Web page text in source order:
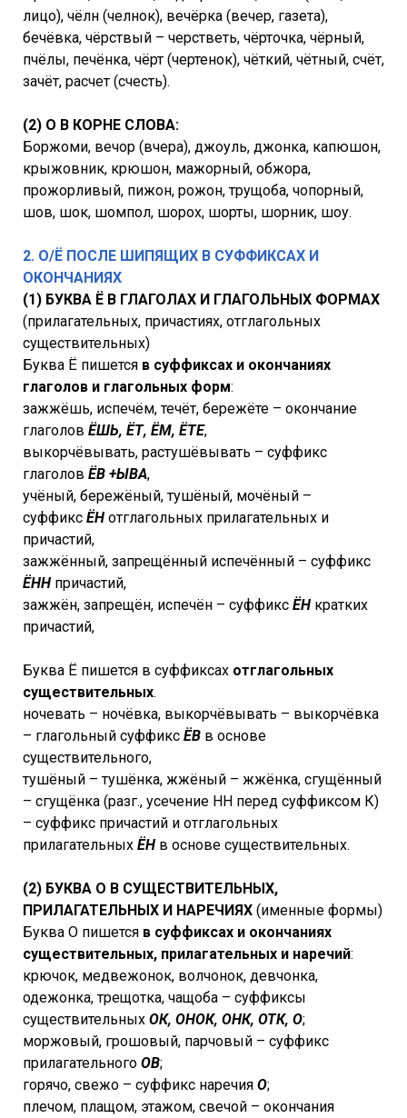
лицо), чёлн (челнок), вечёрка (вечер, газета),
бечёвка, чёрствый – черстветь, чёрточка, чёрный,
пчёлы, печёнка, чёрт (чертенок), чёткий, чётный, счёт,
зачёт, расчет (счесть).
(2) О В КОРНЕ СЛОВА:
Боржоми, вечор (вчера), джоуль, джонка, капюшон,
крыжовник, крюшон, мажорный, обжора,
прожорливый, пижон, рожон, трущоба, чопорный,
шов, шок, шомпол, шорох, шорты, шорник, шоу.
2. О/Ё ПОСЛЕ ШИПЯЩИХ В СУФФИКСАХ И
ОКОНЧАНИЯХ
(1) БУКВА Ё В ГЛАГОЛАХ И ГЛАГОЛЬНЫХ ФОРМАХ
(прилагательных, причастиях, отглагольных
существительных)
Буква Ё пишется в суффиксах и окончаниях
глаголов и глагольных форм:
зажжёшь, испечём, течёт, бережёте – окончание
глаголов ЁШЬ, ЁТ, ЁМ, ЁТЕ,
выкорчёвывать, растушёвывать – суффикс
глаголов ЁВ +ЫВА,
учёный, бережёный, тушёный, мочёный –
суффикс ЁН отглагольных прилагательных и
причастий,
зажжённый, запрещённый испечённый – суффикс
ЁНН причастий,
зажжён, запрещён, испечён – суффикс ЁН кратких
причастий,
Буква Ё пишется в суффиксах отглагольных
существительных.
ночевать – ночёвка, выкорчёвывать – выкорчёвка
– глагольный суффикс ЁВ в основе
существительного,
тушёный – тушёнка, жжёный – жжёнка, сгущённый
– сгущёнка (разг., усечение НН перед суффиксом К)
– суффикс причастий и отглагольных
прилагательных ЁН в основе существительных.
(2) БУКВА О В СУЩЕСТВИТЕЛЬНЫХ,
ПРИЛАГАТЕЛЬНЫХ И НАРЕЧИЯХ (именные формы)
Буква О пишется в суффиксах и окончаниях
существительных, прилагательных и наречий:
крючок, медвежонок, волчонок, девчонка,
одежонка, трещотка, чащоба – суффиксы
существительных ОК, ОНОК, ОНК, ОТК, О;
моржовый, грошовый, парчовый – суффикс
прилагательного ОВ;
горячо, свежо – суффикс наречия О;
плечом, плащом, этажом, свечой – окончания